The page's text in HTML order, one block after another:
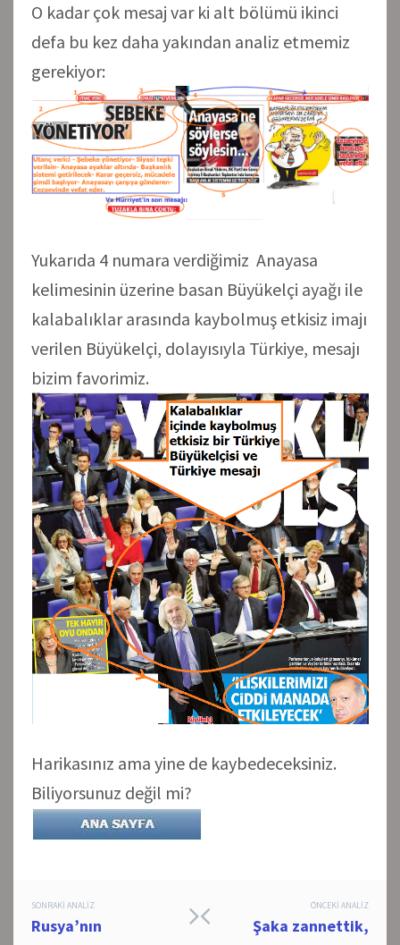
O kadar çok mesaj var ki alt bölümü ikinci
defa bu kez daha yakından analiz etmemiz
gerekiyor:
Yukarıda 4 numara verdiğimiz Anayasa
kelimesinin üzerine basan Büyükelçi ayağı ile
kalabalıklar arasında kaybolmuş etkisiz imajı
verilen Büyükelçi, dolayısıyla Türkiye, mesajı
bizim favorimiz.
Harikasınız ama yine de kaybedeceksiniz.
Biliyorsunuz değil mi?
Post
ÖNCEKI ANALIZ
Şaka zannettik,
SONRAKI ANALIZ
Rusya’nın